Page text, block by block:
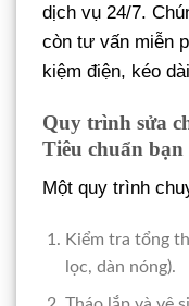
dịch vụ 24/7.
còn tư vấn miễn
kiệm điện, kéo
Quy trình sửa
Tiêu chuẩn bạn
Một quy trình
Kiểm tra tổng
lọc, dàn nóng).